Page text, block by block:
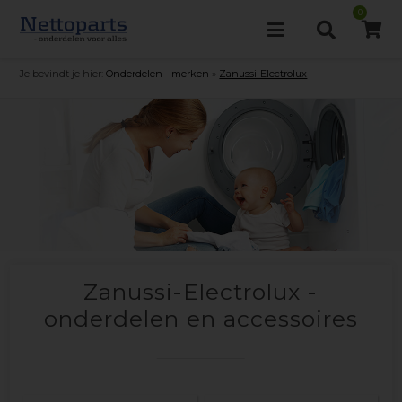
0
Je bevindt je hier: Onderdelen - merken Zanussi-Electrolux
Zanussi-Electrolux -
onderdelen en accessoires